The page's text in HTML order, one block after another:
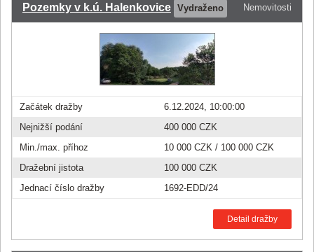
Nemovitosti
Pozemky v k.ú. Halenkovice Vydraženo
Začátek dražby
6.12.2024, 10:00:00
Nejnižší podání
400 000 CZK
Min./max. příhoz
10 000 CZK / 100 000 CZK
Dražební jistota
100 000 CZK
Jednací číslo dražby
1692-EDD/24
Detail dražby